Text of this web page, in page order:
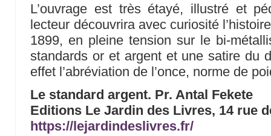
L’ouvrage est très étayé, illustré et
lecteur découvrira avec curiosité
1899, en pleine tension sur le bi-
standards or et argent et une satire du
effet l’abréviation de l’once, norme de
Le standard argent. Pr. Antal Fekete
Editions Le Jardin des Livres, 14 rue
https://lejardindeslivres.fr/